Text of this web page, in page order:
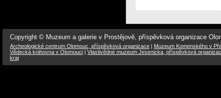
Copyright © Muzeum a galerie v Prostějově, příspěvková organizace
Archeologické centrum Olomouc, příspěvková organizace | Muzeum Komenského v
Vědecká knihovna v Olomouci | Vlastivědné muzeum Jesenicka, příspěvková
kraj